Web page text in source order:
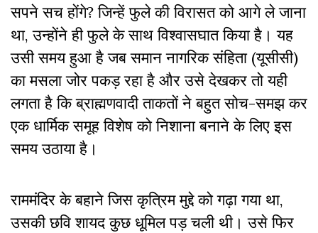
सपने सच होंगे? जिन्हें फुले की विरासत को आगे ले जाना
था, उन्होंने ही फुले के साथ विश्वासघात किया है। यह
उसी समय हुआ है जब समान नागरिक संहिता (यूसीसी)
का मसला जोर पकड़ रहा है और उसे देखकर तो यही
लगता है कि ब्राह्मणवादी ताकतों ने बहुत सोच-समझ कर
एक धार्मिक समूह विशेष को निशाना बनाने के लिए इस
समय उठाया है।
राममंदिर के बहाने जिस कृत्रिम मुद्दे को गढ़ा गया था,
उसकी छवि शायद कुछ धूमिल पड़ चली थी। उसे फिर